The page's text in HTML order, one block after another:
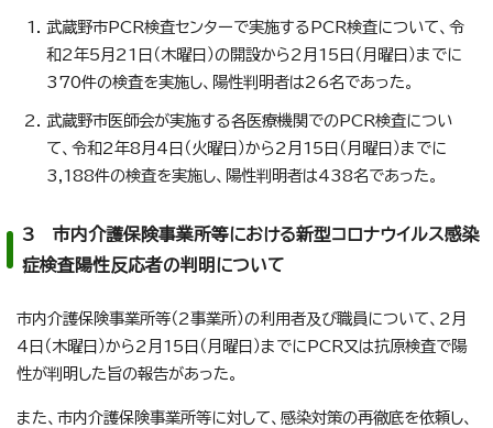
武蔵野市PCR検査センターで実施するPCR検査について、令
和2年5月21日（木曜日）の開設から2月15日（月曜日）までに
370件の検査を実施し、陽性判明者は26名であった。
武蔵野市医師会が実施する各医療機関でのPCR検査につい
て、令和2年8月4日（火曜日）から2月15日（月曜日）までに
3,188件の検査を実施し、陽性判明者は438名であった。
3 市内介護保険事業所等における新型コロナウイルス感染
症検査陽性反応者の判明について
市内介護保険事業所等（2事業所）の利用者及び職員について、2月
4日（木曜日）から2月15日（月曜日）までにPCR又は抗原検査で陽
性が判明した旨の報告があった。
また、市内介護保険事業所等に対して、感染対策の再徹底を依頼し、